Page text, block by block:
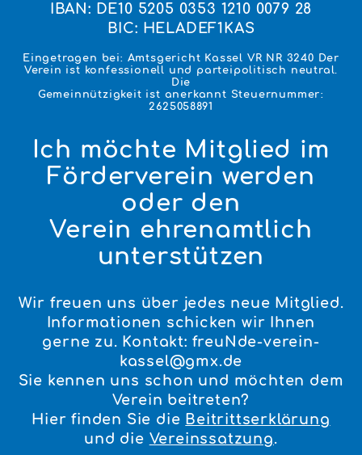
IBAN: DE10 5205 0353 1210 0079 28
BIC: HELADEF1KAS
Eingetragen bei: Amtsgericht Kassel VR NR 3240 Der
Verein ist konfessionell und parteipolitisch neutral.
Die
Gemeinnützigkeit ist anerkannt Steuernummer:
2625058891
Ich möchte Mitglied im
Förderverein werden
oder den
Verein ehrenamtlich
unterstützen
Wir freuen uns über jedes neue Mitglied.
Informationen schicken wir Ihnen
gerne zu. Kontakt: freuNde-verein-
kassel@gmx.de
Sie kennen uns schon und möchten dem
Verein beitreten?
Hier finden Sie die Beitrittserklärung
und die Vereinssatzung.